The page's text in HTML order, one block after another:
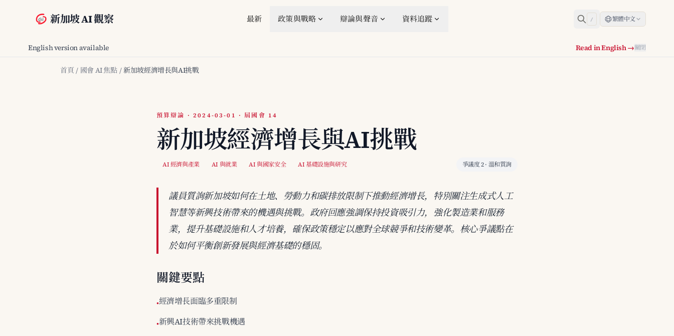
新加坡 AI 觀察 最新 政策與戰略 辯論與聲音 資料追蹤 / 繁體中文
English version available Read in English →關閉
首頁 / 國會 AI 焦點 / 新加坡經濟增長與AI挑戰
預算辯論 · 2024-03-01 · 屆國會 14
新加坡經濟增長與AI挑戰
AI 經濟與產業 AI 與就業 AI 與國家安全 AI 基礎設施與研究 爭議度 2 · 溫和質詢
議員質詢新加坡如何在土地、勞動力和碳排放限制下推動經濟增長，特別關注生成式人工
智慧等新興技術帶來的機遇與挑戰。政府回應強調保持投資吸引力，強化製造業和服務
業，提升基礎設施和人才培養，確保政策穩定以應對全球競爭和技術變革。核心爭議點在
於如何平衡創新發展與經濟基礎的穩固。
關鍵要點
•經濟增長面臨多重限制
•新興AI技術帶來挑戰機遇